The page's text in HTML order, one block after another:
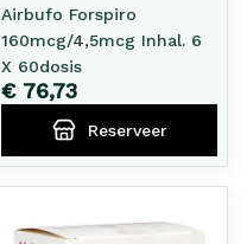
Airbufo Forspiro
160mcg/4,5mcg Inhal. 6
X 60dosis
€ 76,73
Reserveer